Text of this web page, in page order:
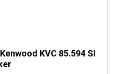
KVC 85.594 SI